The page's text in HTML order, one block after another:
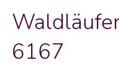
6167